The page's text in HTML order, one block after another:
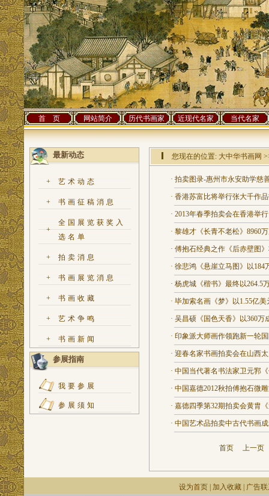
首 页 网站简介 历代书画家 近现代名家 当代名家
最新动态
+ 艺术动态
+ 书画征稿消息
+
全国展览获奖入
选名单
+ 拍卖消息
+ 书画展览消息
+ 书画收藏
+ 艺术争鸣
+ 书画新闻
参展指南
我要参展
参展须知
您现在的位置: 大中华书画网
· 拍卖图录-惠州市永安助学慈
· 香港苏富比将举行张大千作
· 2013年春季拍卖会在香港举行
· 黎雄才《长青不老松》8960
· 傅抱石经典之作《后赤壁图
· 徐悲鸿《悬崖立马图》以184
· 杨虎城《楷书》最终以264.5
· 毕加索名画《梦》以1.55亿美
· 吴昌硕《国色天香》以360万
· 印象派大师画作领跑新一轮
· 迎春名家书画拍卖会在山西
· 中国当代著名书法家卫元郛
· 中国嘉德2012秋拍傅抱石微
· 嘉德四季第32期拍卖会黄胄
· 中国艺术品拍卖中古代书画
首页 上一
设为首页 加入收藏 广告